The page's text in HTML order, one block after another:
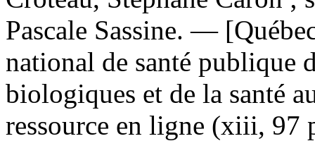
Pascale Sassine. —
national de santé publique
biologiques et de la santé
ressource en ligne (xiii, 97